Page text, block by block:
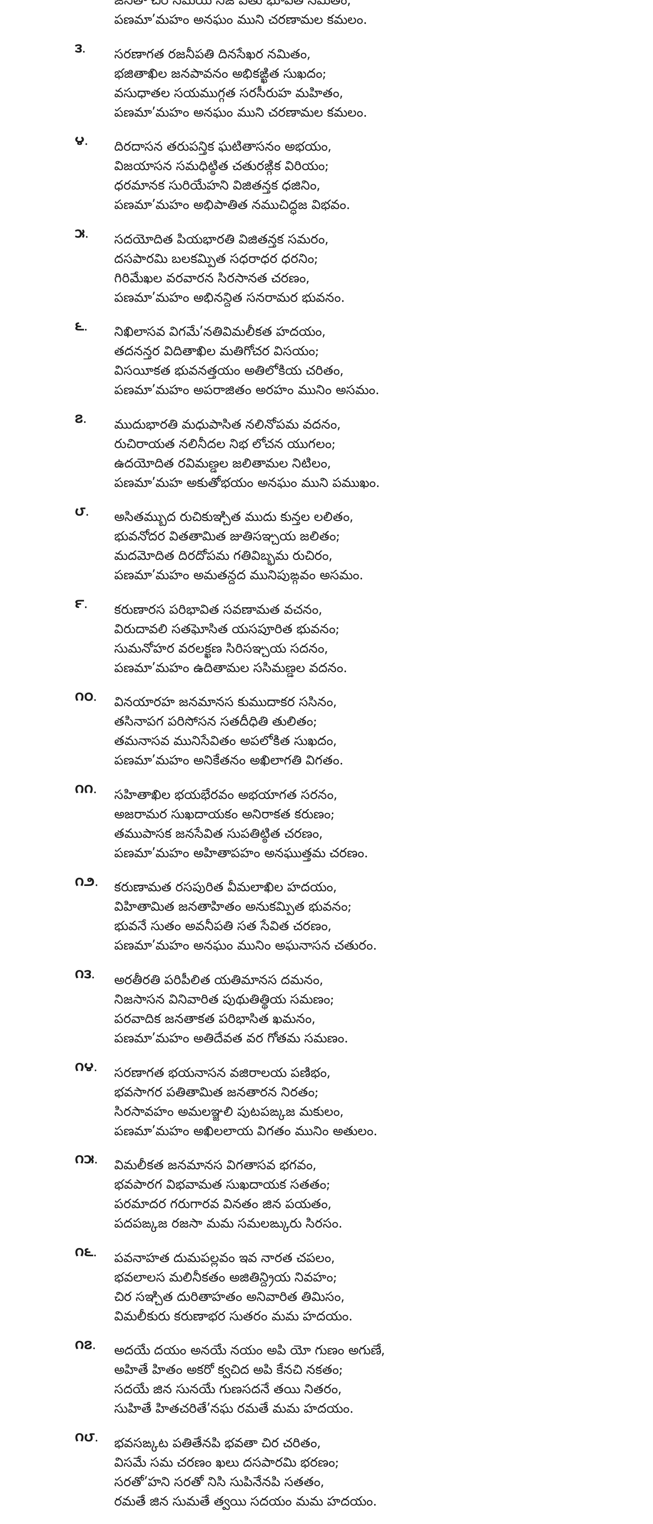
పణమా’మహం అనఘం ముని చరణామల కమలం.
౩.
సరణాగత రజనీపతి దినసేఖర నమితం,
భజితాఖిల జనపావనం అభికఙ్ఖిత సుఖదం;
వసుధాతల సయముగ్గత సరసీరుహ మహితం,
పణమా’మహం అనఘం ముని చరణామల కమలం.
౪.
దిరదాసన తరుపన్తిక ఘటితాసనం అభయం,
విజయాసన సమధిట్ఠిత చతురఙ్గిక విరియం;
ధరమానక సురియేహని విజితన్తక ధజినిం,
పణమా’మహం అభిపాతిత నముచిద్ధజ విభవం.
౫.
సదయోదిత పియభారతి విజితన్తక సమరం,
దసపారమి బలకమ్పిత సధరాధర ధరనిం;
గిరిమేఖల వరవారన సిరసానత చరణం,
పణమా’మహం అభినన్దిత సనరామర భువనం.
౬.
నిఖిలాసవ విగమే’నతివిమలీకత హదయం,
తదనన్తర విదితాఖిల మతిగోచర విసయం;
విసయీకత భువనత్తయం అతిలోకియ చరితం,
పణమా’మహం అపరాజితం అరహం మునిం అసమం.
౭.
ముదుభారతి మధుపాసిత నలినోపమ వదనం,
రుచిరాయత నలినీదల నిభ లోచన యుగలం;
ఉదయోదిత రవిమణ్డల జలితామల నిటిలం,
పణమా’మహ అకుతోభయం అనఘం ముని పముఖం.
౮.
అసితమ్బుద రుచికుఞ్చిత ముదు కున్తల లలితం,
భువనోదర వితతామిత జుతిసఞ్చయ జలితం;
మదమోదిత దిరదోపమ గతివిబ్భమ రుచిరం,
పణమా’మహం అమతన్దద మునిపుఙ్గవం అసమం.
౯.
కరుణారస పరిభావిత సవణామత వచనం,
విరుదావలి సతఘోసిత యసపూరిత భువనం;
సుమనోహర వరలక్ఖణ సిరిసఞ్చయ సదనం,
పణమా’మహం ఉదితామల ససిమణ్డల వదనం.
౧౦.
వినయారహ జనమానస కుముదాకర ససినం,
తసినాపగ పరిసోసన సతదీధితి తులితం;
తమనాసవ మునిసేవితం అపలోకిత సుఖదం,
పణమా’మహం అనికేతనం అఖిలాగతి విగతం.
౧౧.
సహితాఖిల భయభేరవం అభయాగత సరనం,
అజరామర సుఖదాయకం అనిరాకత కరుణం;
తముపాసక జనసేవిత సుపతిట్ఠిత చరణం,
పణమా’మహం అహితాపహం అనఘుత్తమ చరణం.
౧౨.
కరుణామత రసపురిత వీమలాఖిల హదయం,
విహితామిత జనతాహితం అనుకమ్పిత భువనం;
భువనే సుతం అవనీపతి సత సేవిత చరణం,
పణమా’మహం అనఘం మునిం అఘనాసన చతురం.
౧౩.
అరతీరతి పరిపీలిత యతిమానస దమనం,
నిజసాసన వినివారిత పుథుతిత్థియ సమణం;
పరవాదిక జనతాకత పరిభాసిత ఖమనం,
పణమా’మహం అతిదేవత వర గోతమ సమణం.
౧౪.
సరణాగత భయనాసన వజిరాలయ పణిభం,
భవసాగర పతితామిత జనతారన నిరతం;
సిరసావహం అమలఞ్జలి పుటపఙ్కజ మకులం,
పణమా’మహం అఖిలలాయ విగతం మునిం అతులం.
౧౫.
విమలీకత జనమానస విగతాసవ భగవం,
భవపారగ విభవామత సుఖదాయక సతతం;
పరమాదర గరుగారవ వినతం జిన పయతం,
పదపఙ్కజ రజసా మమ సమలఙ్కురు సిరసం.
౧౬.
పవనాహత దుమపల్లవం ఇవ నారత చపలం,
భవలాలస మలినీకతం అజితిన్ద్రియ నివహం;
చిర సఞ్చిత దురితాహతం అనివారిత తిమిసం,
విమలీకురు కరుణాభర సుతరం మమ హదయం.
౧౭.
అదయే దయం అనయే నయం అపి యో గుణం అగుణే,
అహితే హితం అకరో క్వచిద అపి కేనచి నకతం;
సదయే జిన సునయే గుణసదనే తయి నితరం,
సుహితే హితచరితే’నఘ రమతే మమ హదయం.
౧౮.
భవసఙ్కట పతితేనపి భవతా చిర చరితం,
విసమే సమ చరణం ఖలు దసపారమి భరణం;
సరతో’హని సరతో నిసి సుపినేనపి సతతం,
రమతే జిన సుమతే త్వయి సదయం మమ హదయం.